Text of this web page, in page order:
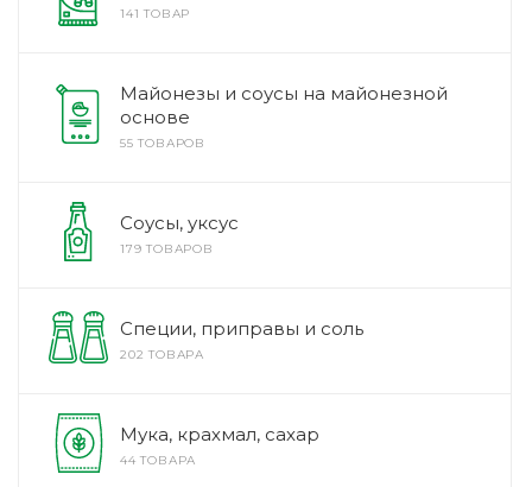
141 ТОВАР
Майонезы и соусы на майонезной
основе
55 ТОВАРОВ
Соусы, уксус
179 ТОВАРОВ
Специи, приправы и соль
202 ТОВАРА
Мука, крахмал, сахар
44 ТОВАРА